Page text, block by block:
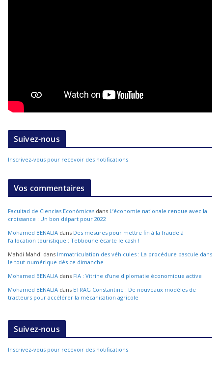
Suivez-nous
Inscrivez-vous pour recevoir des notifications
Vos commentaires
Facultad de Ciencias Económicas dans L’économie nationale renoue avec la
croissance : Un bon départ pour 2022
Mohamed BENALIA dans Des mesures pour mettre fin à la fraude à
l’allocation touristique : Tebboune écarte le cash !
Mahdi Mahdi dans Immatriculation des véhicules : La procédure bascule dans
le tout-numérique dès ce dimanche
Mohamed BENALIA dans FIA : Vitrine d’une diplomatie économique active
Mohamed BENALIA dans ETRAG Constantine : De nouveaux modèles de
tracteurs pour accélérer la mécanisation agricole
Suivez-nous
Inscrivez-vous pour recevoir des notifications